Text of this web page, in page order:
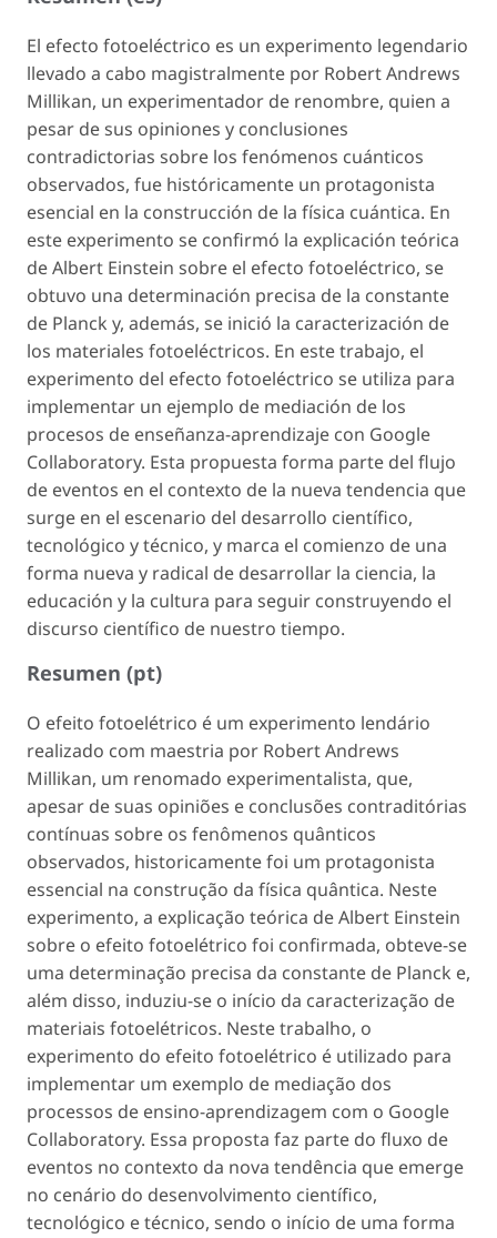
El efecto fotoeléctrico es un experimento legendario
llevado a cabo magistralmente por Robert Andrews
Millikan, un experimentador de renombre, quien a
pesar de sus opiniones y conclusiones
contradictorias sobre los fenómenos cuánticos
observados, fue históricamente un protagonista
esencial en la construcción de la física cuántica. En
este experimento se confirmó la explicación teórica
de Albert Einstein sobre el efecto fotoeléctrico, se
obtuvo una determinación precisa de la constante
de Planck y, además, se inició la caracterización de
los materiales fotoeléctricos. En este trabajo, el
experimento del efecto fotoeléctrico se utiliza para
implementar un ejemplo de mediación de los
procesos de enseñanza-aprendizaje con Google
Collaboratory. Esta propuesta forma parte del flujo
de eventos en el contexto de la nueva tendencia que
surge en el escenario del desarrollo científico,
tecnológico y técnico, y marca el comienzo de una
forma nueva y radical de desarrollar la ciencia, la
educación y la cultura para seguir construyendo el
discurso científico de nuestro tiempo.
Resumen (pt)
O efeito fotoelétrico é um experimento lendário
realizado com maestria por Robert Andrews
Millikan, um renomado experimentalista, que,
apesar de suas opiniões e conclusões contraditórias
contínuas sobre os fenômenos quânticos
observados, historicamente foi um protagonista
essencial na construção da física quântica. Neste
experimento, a explicação teórica de Albert Einstein
sobre o efeito fotoelétrico foi confirmada, obteve-se
uma determinação precisa da constante de Planck e,
além disso, induziu-se o início da caracterização de
materiais fotoelétricos. Neste trabalho, o
experimento do efeito fotoelétrico é utilizado para
implementar um exemplo de mediação dos
processos de ensino-aprendizagem com o Google
Collaboratory. Essa proposta faz parte do fluxo de
eventos no contexto da nova tendência que emerge
no cenário do desenvolvimento científico,
tecnológico e técnico, sendo o início de uma forma